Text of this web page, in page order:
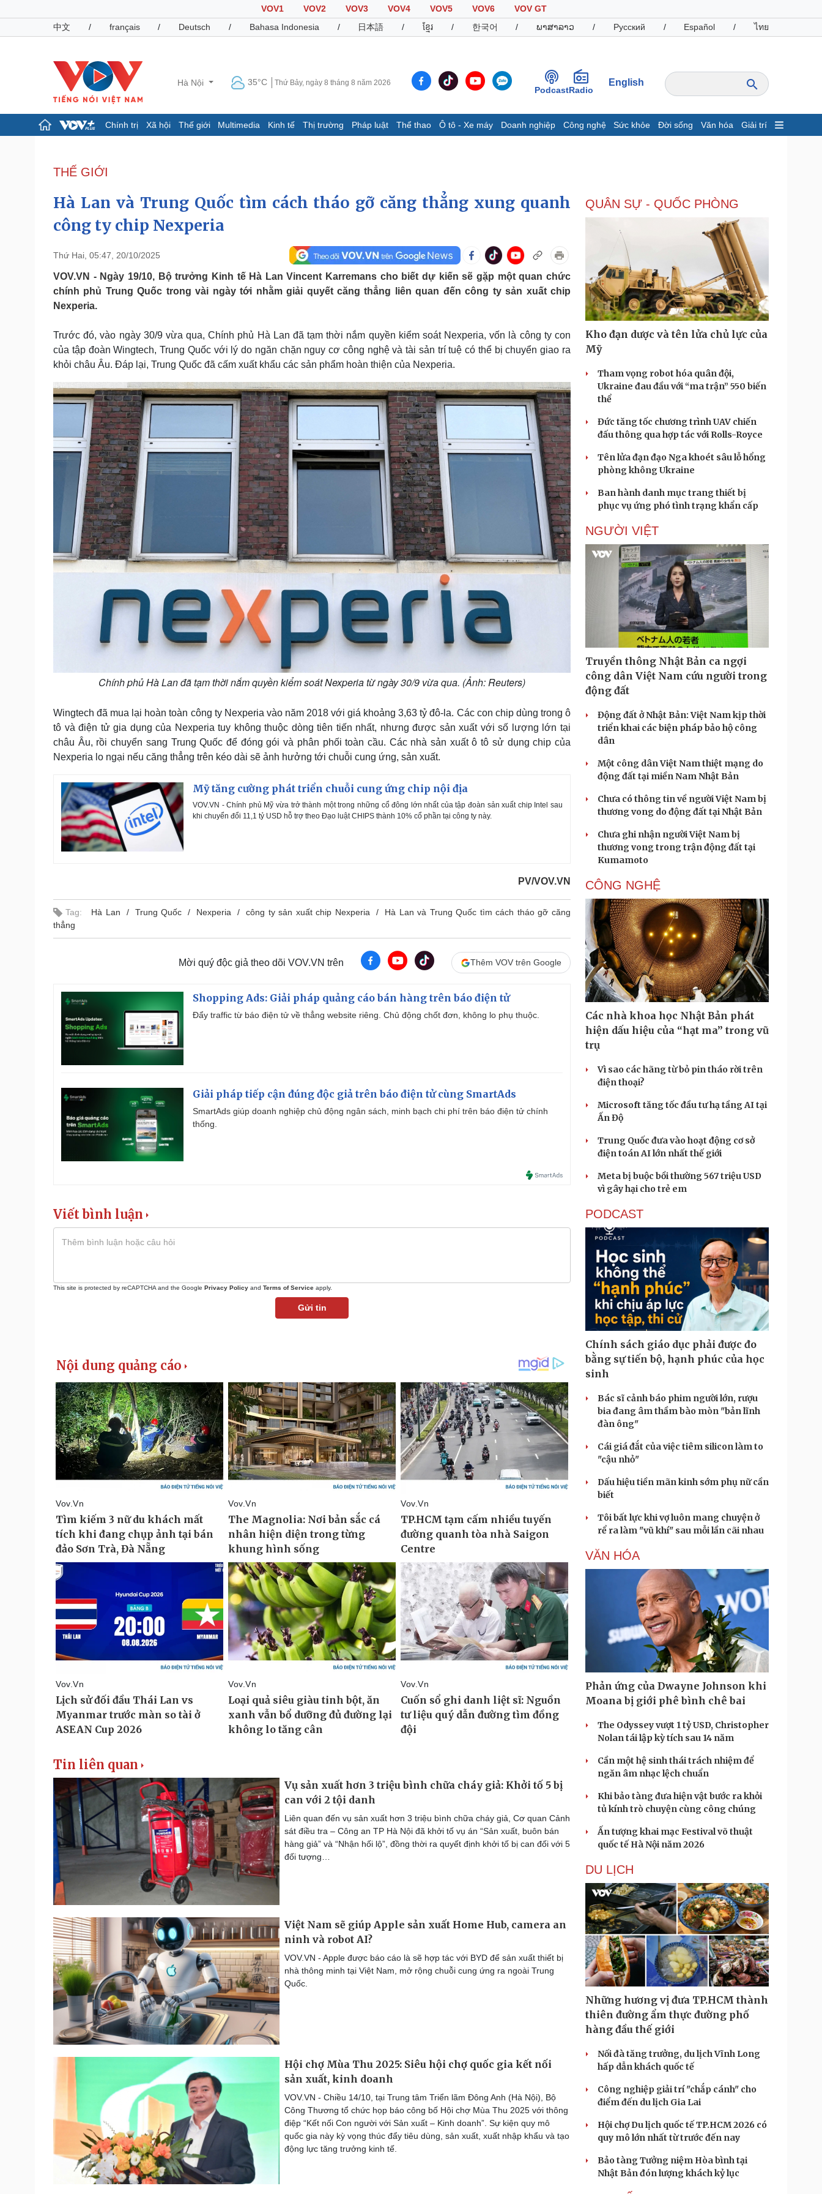
VOV1 VOV2 VOV3 VOV4 VOV5 VOV6
VOV GT
中文
/ français / Deutsch / Bahasa Indonesia / 日本語 / ខ្មែរ / 한국어 / ພາສາລາວ / Русский / Español / ไทย
Hà Nội 35°C Thứ Bảy, ngày 8 tháng 8 năm 2026
PodcastRadio
English
Chính trị Xã hội Thế giới Multimedia Kinh tế Thị trường Pháp luật Thể thao Ô tô - Xe máy Doanh nghiệp Công nghệ Sức khỏe Đời sống Văn hóa Giải trí
Đảng
Tổ chức nhân sự
Nhận diện sự thật
Dấu ấn VOV
Việc làm
Biển đảo
E-Magazine
Infographic
Chứng khoán
Pháp luật
Tin nóng
Tư vấn luật
Việt Nam
Phân tích
Thể thao
Lịch thi đấu bóng đá
Thế giới thể thao
Ô tô - Xe máy
Xe máy
Tư vấn
Doanh nghiệp
Thông tin doanh nghiệp
Doanh nghiệp 24h
Doanh nhân
Vì cộng đồng
Sành điệu
Tin Công nghệ
Trải nghiệm
Chuyển đổi số
Sức khỏe
Dinh dưỡng - món ngon
Cây thuốc
Sản phụ khoa
Nhi khoa
Nam khoa
Làm đẹp - giảm cân
Phòng mạch online
Ăn sạch sống khỏe
Đời sống
Nhà đẹp
Blog
Tình yêu - Gia đình
Văn hóa
Sân khấu - Điện ảnh
Văn học
Âm nhạc
Di sản
Giải trí
Thời trang
Sao Việt
Du lịch
Tư vấn
check-in
Podcast
Đọc truyện đêm khuya
Cửa sổ tình yêu
Cải chính
THẾ GIỚI
Hà Lan và Trung Quốc tìm cách tháo gỡ căng thẳng xung quanh
công ty chip Nexperia
Thứ Hai, 05:47, 20/10/2025
VOV.VN - Ngày 19/10, Bộ trưởng Kinh tế Hà Lan Vincent Karremans cho biết dự kiến sẽ gặp một quan chức
chính phủ Trung Quốc trong vài ngày tới nhằm giải quyết căng thẳng liên quan đến công ty sản xuất chip
Nexperia.
Trước đó, vào ngày 30/9 vừa qua, Chính phủ Hà Lan đã tạm thời nắm quyền kiểm soát Nexperia, vốn là công ty con
của tập đoàn Wingtech, Trung Quốc với lý do ngăn chặn nguy cơ công nghệ và tài sản trí tuệ có thể bị chuyển giao ra
khỏi châu Âu. Đáp lại, Trung Quốc đã cấm xuất khẩu các sản phẩm hoàn thiện của Nexperia.
Chính phủ Hà Lan đã tạm thời nắm quyền kiểm soát Nexperia từ ngày 30/9 vừa qua. (Ảnh: Reuters)
Wingtech đã mua lại hoàn toàn công ty Nexperia vào năm 2018 với giá khoảng 3,63 tỷ đô-la. Các con chip dùng trong ô
tô và điện tử gia dụng của Nexperia tuy không thuộc dòng tiên tiến nhất, nhưng được sản xuất với số lượng lớn tại
châu Âu, rồi chuyển sang Trung Quốc để đóng gói và phân phối toàn cầu. Các nhà sản xuất ô tô sử dụng chip của
Nexperia lo ngại nếu căng thẳng trên kéo dài sẽ ảnh hưởng tới chuỗi cung ứng, sản xuất.
Mỹ tăng cường phát triển chuỗi cung ứng chip nội địa
VOV.VN - Chính phủ Mỹ vừa trở thành một trong những cổ đông lớn nhất của tập đoàn sản xuất chip Intel sau
khi chuyển đổi 11,1 tỷ USD hỗ trợ theo Đạo luật CHIPS thành 10% cổ phần tại công ty này.
PV/VOV.VN
Tag: Hà Lan Trung Quốc Nexperia công ty sản xuất chip Nexperia
Hà Lan và Trung Quốc tìm cách tháo gỡ căng
thẳng
Mời quý độc giả theo dõi VOV.VN trên Thêm VOV trên Google
Shopping Ads: Giải pháp quảng cáo bán hàng trên báo điện tử
Đẩy traffic từ báo điện tử về thẳng website riêng. Chủ động chốt đơn, không lo phụ thuộc.
Giải pháp tiếp cận đúng độc giả trên báo điện tử cùng SmartAds
SmartAds giúp doanh nghiệp chủ động ngân sách, minh bạch chi phí trên báo điện tử chính
thống.
Viết bình luận
This site is protected by reCAPTCHA and the Google Privacy Policy and Terms of Service apply.
Gửi tin
Tin liên quan
Vụ sản xuất hơn 3 triệu bình chữa cháy giả: Khởi tố 5 bị
can với 2 tội danh
Liên quan đến vụ sản xuất hơn 3 triệu bình chữa cháy giả, Cơ quan Cảnh
sát điều tra – Công an TP Hà Nội đã khởi tố vụ án “Sản xuất, buôn bán
hàng giả” và “Nhận hối lộ”, đồng thời ra quyết định khởi tố bị can đối với 5
đối tượng…
Việt Nam sẽ giúp Apple sản xuất Home Hub, camera an
ninh và robot AI?
VOV.VN - Apple được báo cáo là sẽ hợp tác với BYD để sản xuất thiết bị
nhà thông minh tại Việt Nam, mở rộng chuỗi cung ứng ra ngoài Trung
Quốc.
Hội chợ Mùa Thu 2025: Siêu hội chợ quốc gia kết nối
sản xuất, kinh doanh
VOV.VN - Chiều 14/10, tại Trung tâm Triển lãm Đông Anh (Hà Nội), Bộ
Công Thương tổ chức họp báo công bố Hội chợ Mùa Thu 2025 với thông
điệp “Kết nối Con người với Sản xuất – Kinh doanh”. Sự kiện quy mô
quốc gia này kỳ vọng thúc đẩy tiêu dùng, sản xuất, xuất nhập khẩu và tạo
động lực tăng trưởng kinh tế.
QUÂN SỰ - QUỐC PHÒNG
Kho đạn dược và tên lửa chủ lực của
Mỹ
Tham vọng robot hóa quân đội,
Ukraine đau đầu với “ma trận” 550 biến
thể
Đức tăng tốc chương trình UAV chiến
đấu thông qua hợp tác với Rolls-Royce
Tên lửa đạn đạo Nga khoét sâu lỗ hổng
phòng không Ukraine
Ban hành danh mục trang thiết bị
phục vụ ứng phó tình trạng khẩn cấp
NGƯỜI VIỆT
Truyền thông Nhật Bản ca ngợi
công dân Việt Nam cứu người trong
động đất
Động đất ở Nhật Bản: Việt Nam kịp thời
triển khai các biện pháp bảo hộ công
dân
Một công dân Việt Nam thiệt mạng do
động đất tại miền Nam Nhật Bản
Chưa có thông tin về người Việt Nam bị
thương vong do động đất tại Nhật Bản
Chưa ghi nhận người Việt Nam bị
thương vong trong trận động đất tại
Kumamoto
CÔNG NGHỆ
Các nhà khoa học Nhật Bản phát
hiện dấu hiệu của “hạt ma” trong vũ
trụ
Vì sao các hãng từ bỏ pin tháo rời trên
điện thoại?
Microsoft tăng tốc đầu tư hạ tầng AI tại
Ấn Độ
Trung Quốc đưa vào hoạt động cơ sở
điện toán AI lớn nhất thế giới
Meta bị buộc bồi thường 567 triệu USD
vì gây hại cho trẻ em
PODCAST
Chính sách giáo dục phải được đo
bằng sự tiến bộ, hạnh phúc của học
sinh
Bác sĩ cảnh báo phim người lớn, rượu
bia đang âm thầm bào mòn "bản lĩnh
đàn ông"
Cái giá đắt của việc tiêm silicon làm to
"cậu nhỏ"
Dấu hiệu tiền mãn kinh sớm phụ nữ cần
biết
Tôi bất lực khi vợ luôn mang chuyện ở
rể ra làm "vũ khí" sau mỗi lần cãi nhau
VĂN HÓA
Phản ứng của Dwayne Johnson khi
Moana bị giới phê bình chê bai
The Odyssey vượt 1 tỷ USD, Christopher
Nolan tái lập kỳ tích sau 14 năm
Cần một hệ sinh thái trách nhiệm để
ngăn âm nhạc lệch chuẩn
Khi bảo tàng đưa hiện vật bước ra khỏi
tủ kính trò chuyện cùng công chúng
Ấn tượng khai mạc Festival võ thuật
quốc tế Hà Nội năm 2026
DU LỊCH
Những hương vị đưa TP.HCM thành
thiên đường ẩm thực đường phố
hàng đầu thế giới
Nối đà tăng trưởng, du lịch Vĩnh Long
hấp dẫn khách quốc tế
Công nghiệp giải trí "chắp cánh" cho
điểm đến du lịch Gia Lai
Hội chợ Du lịch quốc tế TP.HCM 2026 có
quy mô lớn nhất từ trước đến nay
Bảo tàng Tưởng niệm Hòa bình tại
Nhật Bản đón lượng khách kỷ lục